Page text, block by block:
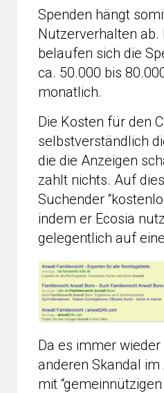
Spenden hängt
Nutzerverhalten ab.
belaufen sich die
ca. 50.000 bis
monatlich.
Die Kosten für den
selbstverständlich
die die Anzeigen
zahlt nichts. Auf
Suchender
indem er Ecosia
gelegentlich auf
Da es immer
anderen Skandal
mit